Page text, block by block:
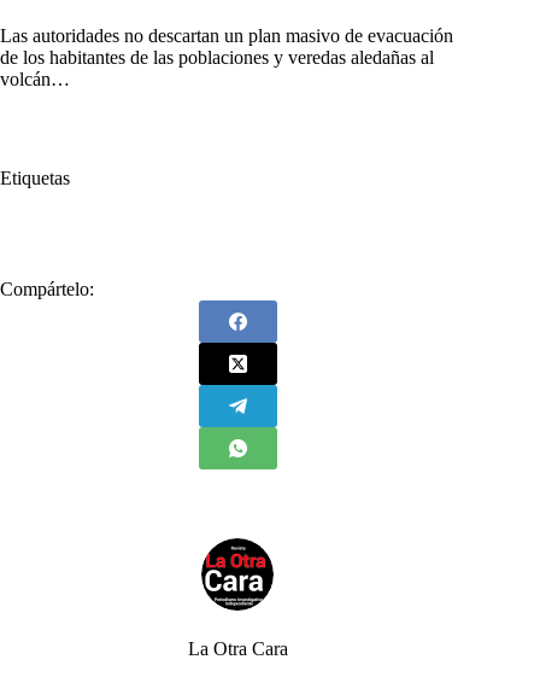
Las autoridades no descartan un plan masivo de evacuación
de los habitantes de las poblaciones y veredas aledañas al
volcán…
Etiquetas
Compártelo:
La Otra Cara